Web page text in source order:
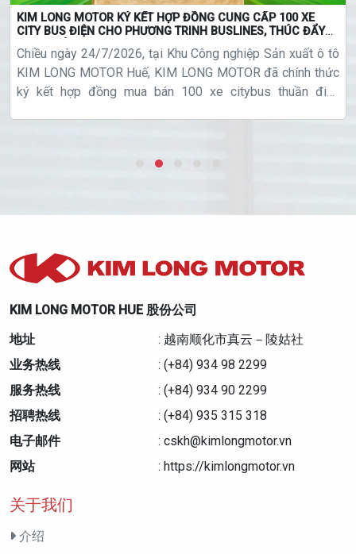
KIM LONG MOTOR KÝ KẾT HỢP ĐỒNG CUNG CẤP 100 XE
CITY BUS ĐIỆN CHO PHƯƠNG TRINH BUSLINES, THÚC ĐẨY
GIAO THÔNG XANH
Chiều ngày 24/7/2026, tại Khu Công nghiệp Sản xuất ô tô
KIM LONG MOTOR Huế, KIM LONG MOTOR đã chính thức
ký kết hợp đồng mua bán 100 xe citybus thuần điện
KIM LONG MOTOR HUE 股份公司
地址
: 越南顺化市真云－陵姑社
业务热线
: (+84) 934 98 2299
服务热线
: (+84) 934 90 2299
招聘热线
: (+84) 935 315 318
电子邮件
: cskh@kimlongmotor.vn
网站
: https://kimlongmotor.vn
关于我们
介绍